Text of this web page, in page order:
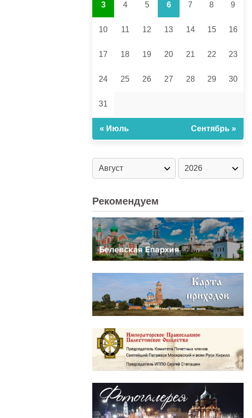
3 4 5 6 7 8 9
10 11 12 13 14 15 16
17 18 19 20 21 22 23
24 25 26 27 28 29 30
31
« Июль Сентябрь »
Рекомендуем